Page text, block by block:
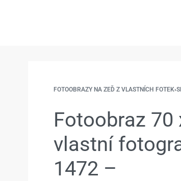
FOTOOBRAZY NA ZEĎ Z VLASTNÍCH FOTEK›
Fotoobraz 70
vlastní
1472 –